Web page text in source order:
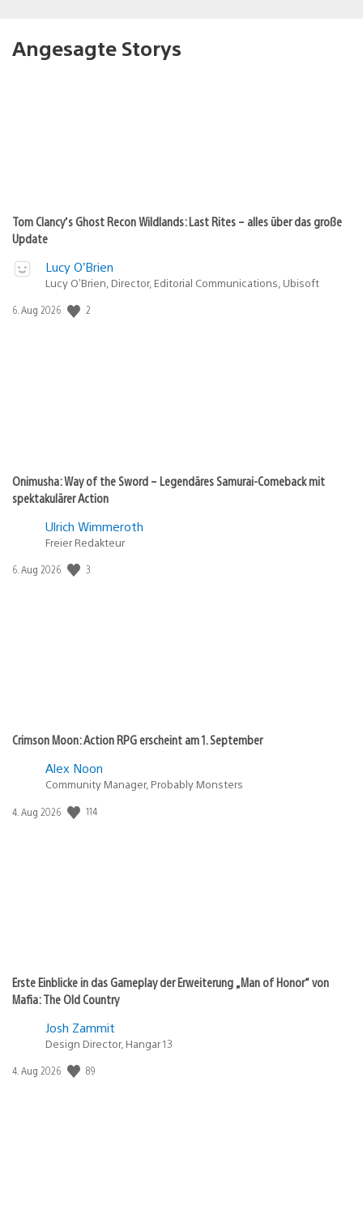
Angesagte Storys
Tom Clancy’s Ghost Recon Wildlands: Last Rites – alles über das große
Update
Lucy O’Brien
Lucy O’Brien, Director, Editorial Communications, Ubisoft
Veröffentlichungsdatum:
6. Aug 2026 2
Onimusha: Way of the Sword – Legendäres Samurai-Comeback mit
spektakulärer Action
Ulrich Wimmeroth
Freier Redakteur
Veröffentlichungsdatum:
6. Aug 2026 3
Crimson Moon: Action RPG erscheint am 1. September
Alex Noon
Community Manager, Probably Monsters
Veröffentlichungsdatum:
4. Aug 2026 114
Erste Einblicke in das Gameplay der Erweiterung „Man of Honor“ von
Mafia: The Old Country
Josh Zammit
Design Director, Hangar 13
Veröffentlichungsdatum:
4. Aug 2026 89